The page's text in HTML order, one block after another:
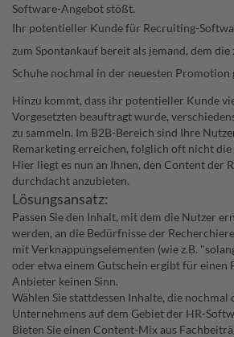
Software-Angebot stößt.
Ihr potentieller Kunde für Recruiting-
zum Spontankauf bereit als jemand, dem die
Schuhe nochmal in der neuesten Promotion
Hinzu kommt, dass ihr potentieller Kunde
Vorgesetzten beauftragt wurde,
zu sammeln. Im B2B-Bereich sind Ihre
Remarketing erreichen, folglich oft nicht die
Hier liegt es nun an Ihnen, den Content der
durchdacht anzubieten.
Lösungsansatz:
Passen Sie den Inhalt, mit dem die Nutzer
werden, an die Bedürfnisse der
mit Verknappungselementen (wie z.B.
oder etwa einem Gutschein ergibt für einen
Anbieter keinen Sinn.
Wählen Sie stattdessen Inhalte, die nochmal
Unternehmens auf dem Gebiet der HR-
Bieten Sie einen Content-Mix aus